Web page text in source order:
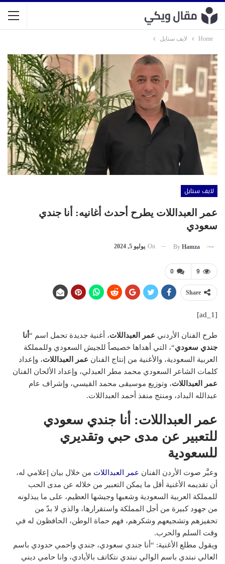
Home لايف ستايل
لايف ستايل
عمر العبداللات يطرح أحدث أغانيه: أنا جندي
سعودي
By Hamza
On يوليو 5, 2024
0 9
Share
[ad_1]
طرح الفنان الأردني عمر العبداللات، أغنية جديدة تحمل اسم “ أنا
جندي سعودي“، التي أهداها خصيصاً للجيش السعودي وللمملكة
العربية السعودية، والأغنية من إنتاج الفنان عمر العبداللات، وإعداد
كلمات الشاعر السعودي محمد مطر العبدلي، وإعداد الألحان الفنان
عمر العبداللات، وتوزيع موسيقى محمد القيسي، وإشراف عام
عبدالله البداد، ومنتج منفذ أحمد العبداللات.
عمر العبداللات: أنا جندي سعودي
للتعبير عن مدى حبي وتقديري
للسعودية
وعبَّر صوت الأردن الفنان عمر العبداللات من خلال بيان إعلامي له،
أن تقديمه الأغنية أقل ما يمكن التعبير من خلاله عن مدى الحب
للمملكة العربية السعودية وشعبها وجيشها العظيم، على ما يبذلونه
من جهود كبيرة من أجل المملكة واستقرارها، والذي لا بدّ من
تحفيزهم وتشجيعهم وشكرهم، فهم حماة الوطن، الحافظون له في
وقت السلم والحرب.
ويقول مطلع الأغنية: “أنا جندي سعودي، جندي واحمي حدودي باسم
العالي نبتدي باسم الوالي نبتدي نتكاتف بالأيادي، وانا حامي ديني